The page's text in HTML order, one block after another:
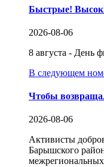
Быстрые!
2026-08-06
8 августа - День
В следующем
Чтобы
2026-08-06
Активисты
Барышского